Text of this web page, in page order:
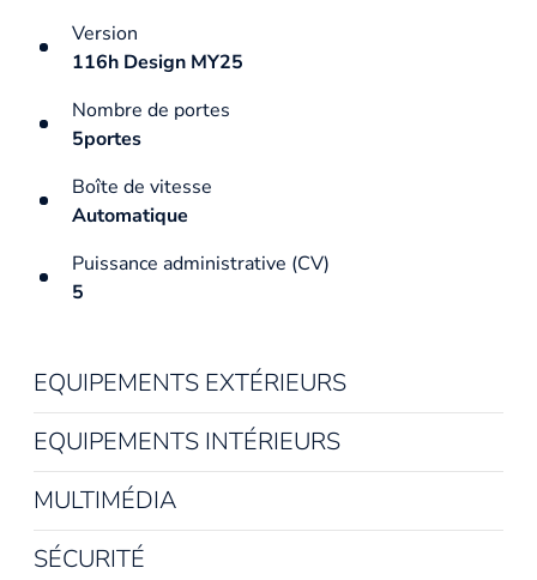
Version
116h Design MY25
Nombre de portes
5portes
Boîte de vitesse
Automatique
Puissance administrative (CV)
5
EQUIPEMENTS EXTÉRIEURS
EQUIPEMENTS INTÉRIEURS
MULTIMÉDIA
SÉCURITÉ